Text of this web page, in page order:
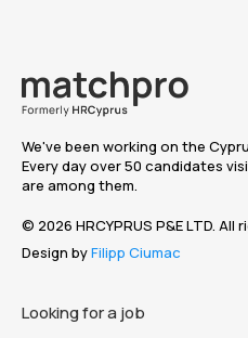
We've been working on the
Every day over 50 candidates
are among them.
© 2026 HRCYPRUS P&E LTD. All
Design byFilipp Ciumac
Looking for a job